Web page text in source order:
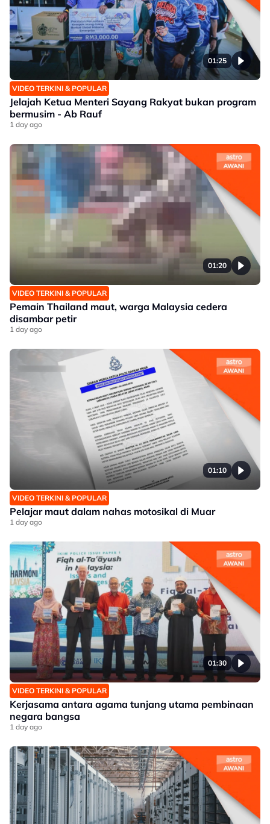
01:25
VIDEO TERKINI & POPULAR
Jelajah Ketua Menteri Sayang Rakyat bukan program
bermusim - Ab Rauf
1 day ago
01:20
VIDEO TERKINI & POPULAR
Pemain Thailand maut, warga Malaysia cedera
disambar petir
1 day ago
01:10
VIDEO TERKINI & POPULAR
Pelajar maut dalam nahas motosikal di Muar
1 day ago
01:30
VIDEO TERKINI & POPULAR
Kerjasama antara agama tunjang utama pembinaan
negara bangsa
1 day ago